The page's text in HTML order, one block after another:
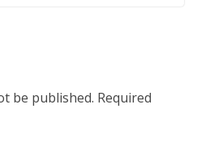
be published. Required